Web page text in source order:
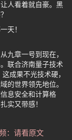
人看着就自豪。黑
天！
九章一号到现在，
联合济南量子技术
成果不光技术硬，
的世界领先地位。
息安全和计算格
实又带感！
：请看原文